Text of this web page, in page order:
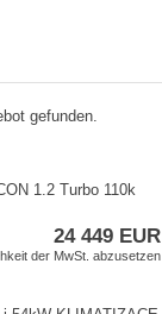
gefunden.
1.2 Turbo 110k
24 449 EUR
der MwSt. abzusetzen